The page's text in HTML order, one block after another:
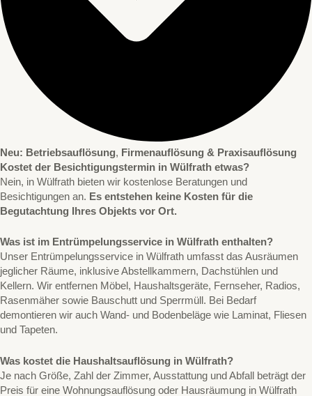
Neu: Betriebsauflösung, Firmenauflösung & Praxisauflösung
Kostet der Besichtigungstermin in Wülfrath etwas?
Nein, in Wülfrath bieten wir kostenlose Beratungen und
Besichtigungen an. Es entstehen keine Kosten für die
Begutachtung Ihres Objekts vor Ort.
Was ist im Entrümpelungsservice in Wülfrath enthalten?
Unser Entrümpelungsservice in Wülfrath umfasst das Ausräumen
jeglicher Räume, inklusive Abstellkammern, Dachstühlen und
Kellern. Wir entfernen Möbel, Haushaltsgeräte, Fernseher, Radios,
Rasenmäher sowie Bauschutt und Sperrmüll. Bei Bedarf
demontieren wir auch Wand- und Bodenbeläge wie Laminat, Fliesen
und Tapeten.
Was kostet die Haushaltsauflösung in Wülfrath?
Je nach Größe, Zahl der Zimmer, Ausstattung und Abfall beträgt der
Preis für eine Wohnungsauflösung oder Hausräumung in Wülfrath